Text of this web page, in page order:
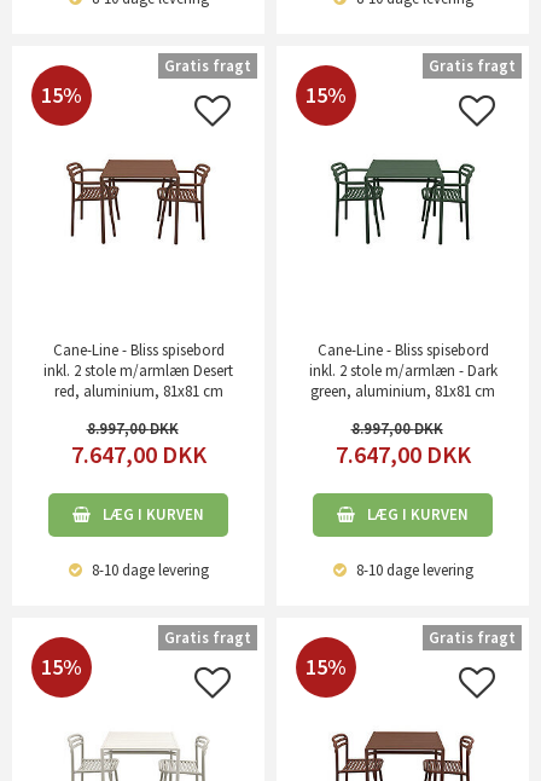
15%
Cane-Line - Bliss spisebord
inkl. 2 stole m/armlæn Desert
red, aluminium, 81x81 cm
8.997,00
7.647,00 DKK
LÆG I KURVEN
8-10 dagelevering
Gratis fragt
15%
Cane-Line - Bliss spisebord
inkl. 2 stole m/armlæn - Dark
green, aluminium, 81x81 cm
8.997,00
7.647,00 DKK
LÆG I KURVEN
8-10 dagelevering
Gratis fragt
15%
Gratis fragt
15%
Gratis fragt